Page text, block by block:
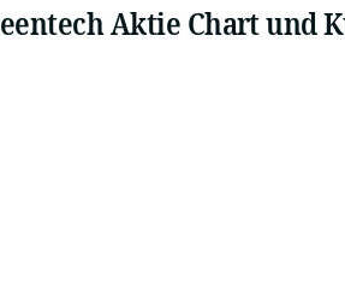
Aktie Chart und